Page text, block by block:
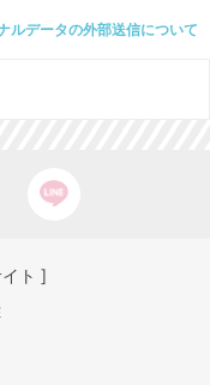
ルデータの外部送信について
ト ]